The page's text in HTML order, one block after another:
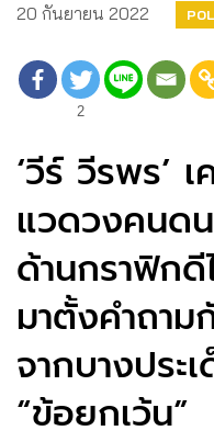
20 กันยายน 2022
2
‘วีร์ วีรพร’
แวดวงคนด
ด้านกราฟิก
มาตั้งคำถาม
จากบางประ
“ข้อยกเว้น”